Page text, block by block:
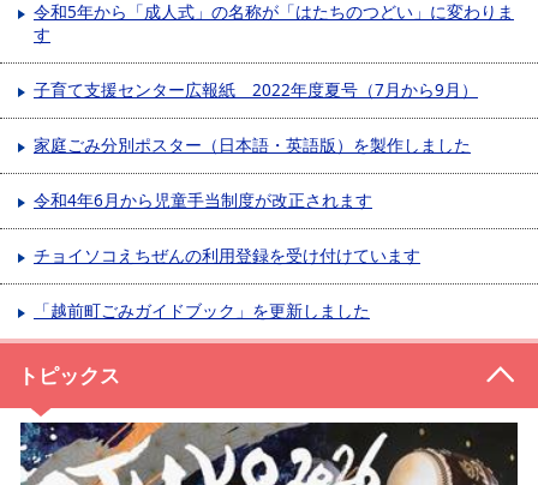
令和5年から「成人式」の名称が「はたちのつどい」に変わりま
す
子育て支援センター広報紙 2022年度夏号（7月から9月）
家庭ごみ分別ポスター（日本語・英語版）を製作しました
令和4年6月から児童手当制度が改正されます
チョイソコえちぜんの利用登録を受け付けています
「越前町ごみガイドブック」を更新しました
トピックス